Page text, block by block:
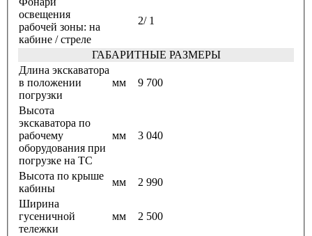
освещения
рабочей зоны: на
кабине / стреле
2/ 1
ГАБАРИТНЫЕ РАЗМЕРЫ
Длина экскаватора
в положении
погрузки
мм 9 700
Высота
экскаватора по
рабочему
оборудования при
погрузке на ТС
мм 3 040
Высота по крыше
кабины
мм
2 990
Ширина
гусеничной
тележки
мм 2 500